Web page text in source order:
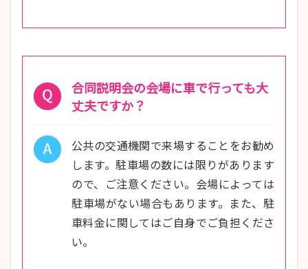
合同説明会の会場に車で行っても大
丈夫ですか？
公共の交通機関で来場することをお勧め
します。駐車場の数には限りがあります
ので、ご注意ください。会場によっては
駐車場がない場合もあります。また、駐
車料金に関してはご自身でご負担くださ
い。